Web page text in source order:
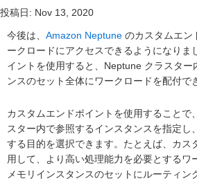
投稿日: Nov 13, 2020
今後は、 Amazon Neptune のカスタムエン
ークロードにアクセスできるようになりま
イントを使用すると、Neptune クラスター
ンスのセット全体にワークロードを配付で
カスタムエンドポイントを使用することで
スター内で参照するインスタンスを指定し
する目的を選択できます。たとえば、カス
用して、より高い処理能力を必要とするワ
メモリインスタンスのセットにルーティン